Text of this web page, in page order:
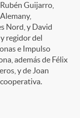
Guijarro,
Nord, y David
regidor del
e Impulso
además de Félix
y de Joan